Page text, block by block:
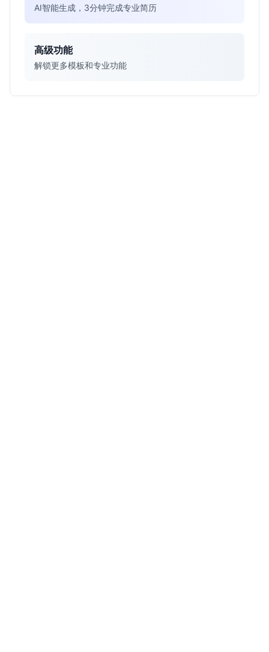
AI智能生成，3分钟完成专业简历
高级功能
解锁更多模板和专业功能